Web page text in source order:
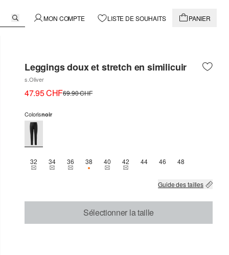
MON COMPTE LISTE DE SOUHAITS PANIER
Leggings doux et stretch en similicuir
s.Oliver
47.95 CHF69.90 CHF
Colorisnoir
32THIS SIZE IS CURRENTLY OUT OF STOCK
34THIS SIZE IS CURRENTLY OUT OF STOCK
36THIS SIZE IS CURRENTLY OUT OF STOCK
38SEULEMENT 1 EN STOCK
40THIS SIZE IS CURRENTLY OUT OF STOCK
42THIS SIZE IS CURRENTLY OUT OF
44 46 48
Guide des tailles
Sélectionner la taille